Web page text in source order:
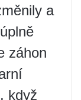
a
záhon
když